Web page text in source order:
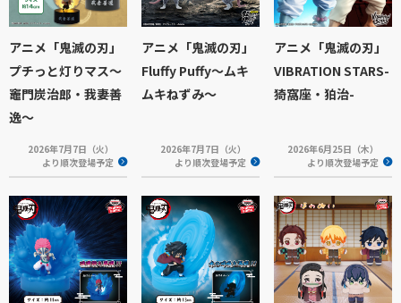
アニメ「鬼滅の刃」
プチっと灯りマス～
竈門炭治郎・我妻善
逸～
2026年7月7日（火）
より順次登場予定
アニメ「鬼滅の刃」
Fluffy Puffy～ムキ
ムキねずみ～
2026年7月7日（火）
より順次登場予定
アニメ「鬼滅の刃」
VIBRATION STARS-
猗窩座・狛治-
2026年6月25日（木）
より順次登場予定